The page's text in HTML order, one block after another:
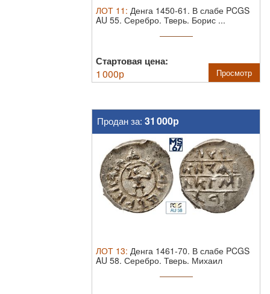
ЛОТ 11 : Денга 1450-61. В слабе PCGS
AU 55. Серебро. Тверь. Борис ...
Стартовая цена:
1 000р Просмотр
Продан за: 31 000р
ЛОТ 13: Денга 1461-70. В слабе PCGS
AU 58. Серебро. Тверь. Михаил